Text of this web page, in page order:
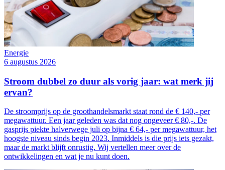
Energie
6 augustus 2026
Stroom dubbel zo duur als vorig jaar: wat merk jij
ervan?
De stroomprijs op de groothandelsmarkt staat rond de € 140,- per
megawattuur. Een jaar geleden was dat nog ongeveer € 80,-. De
gasprijs piekte halverwege juli op bijna € 64,- per megawattuur, het
hoogste niveau sinds begin 2023. Inmiddels is die prijs iets gezakt,
maar de markt blijft onrustig. Wij vertellen meer over de
ontwikkelingen en wat je nu kunt doen.